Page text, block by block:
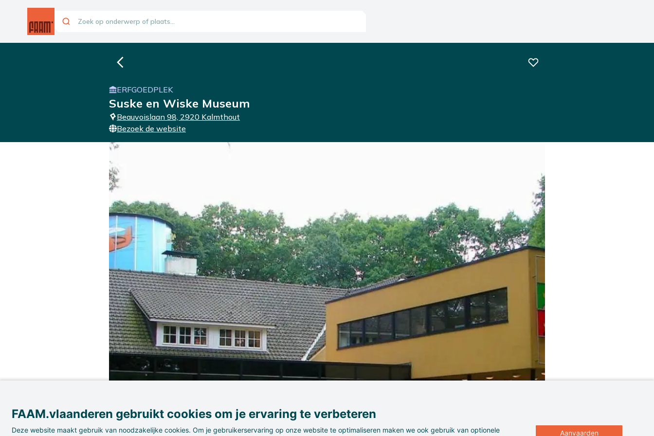
ERFGOEDPLEK
Suske en Wiske Museum
Beauvoislaan 98, 2920 Kalmthout
Bezoek de website
FAAM.vlaanderen gebruikt cookies om je ervaring te verbeteren
Deze website maakt gebruik van noodzakelijke cookies. Om je gebruikerservaring op onze website te optimaliseren maken we ook gebruik van optionele
Aanvaarden